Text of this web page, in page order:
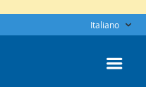
Italiano